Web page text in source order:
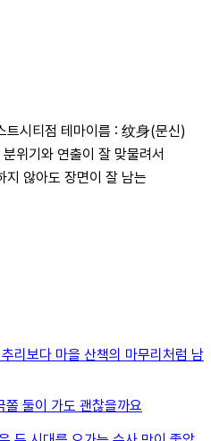
트시티점 테마이름 : 纹身(문신)
위기와 연출이 잘 맞물려서
지 않아도 장면이 잘 남는
리보다 마을 산책의 마무리처럼 남
둘이 가도 괜찮을까요